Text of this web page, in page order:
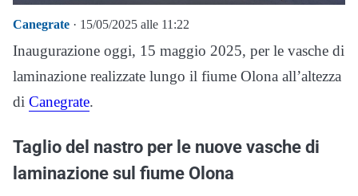
Canegrate · 15/05/2025 alle 11:22
Inaugurazione oggi, 15 maggio 2025, per le vasche di
laminazione realizzate lungo il fiume Olona all’altezza
di Canegrate.
Taglio del nastro per le nuove vasche di
laminazione sul fiume Olona